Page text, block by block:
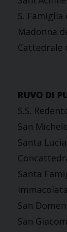
S. Famiglia
Madonna
Cattedrale
RUVO DI
S.S.
San
Santa
Santa
San
San